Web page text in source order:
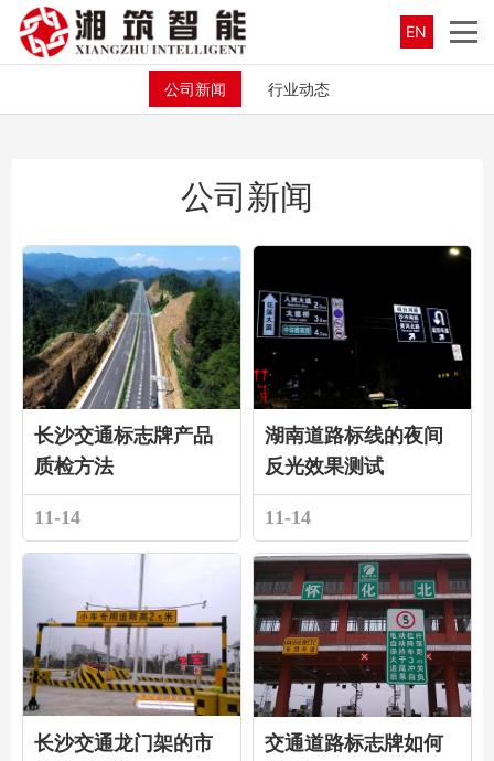
EN
公司新闻 行业动态
公司新闻
长沙交通标志牌产品
质检方法
11-14
湖南道路标线的夜间
反光效果测试
11-14
长沙交通龙门架的市
交通道路标志牌如何